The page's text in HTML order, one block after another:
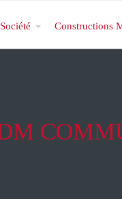
Société Constructions